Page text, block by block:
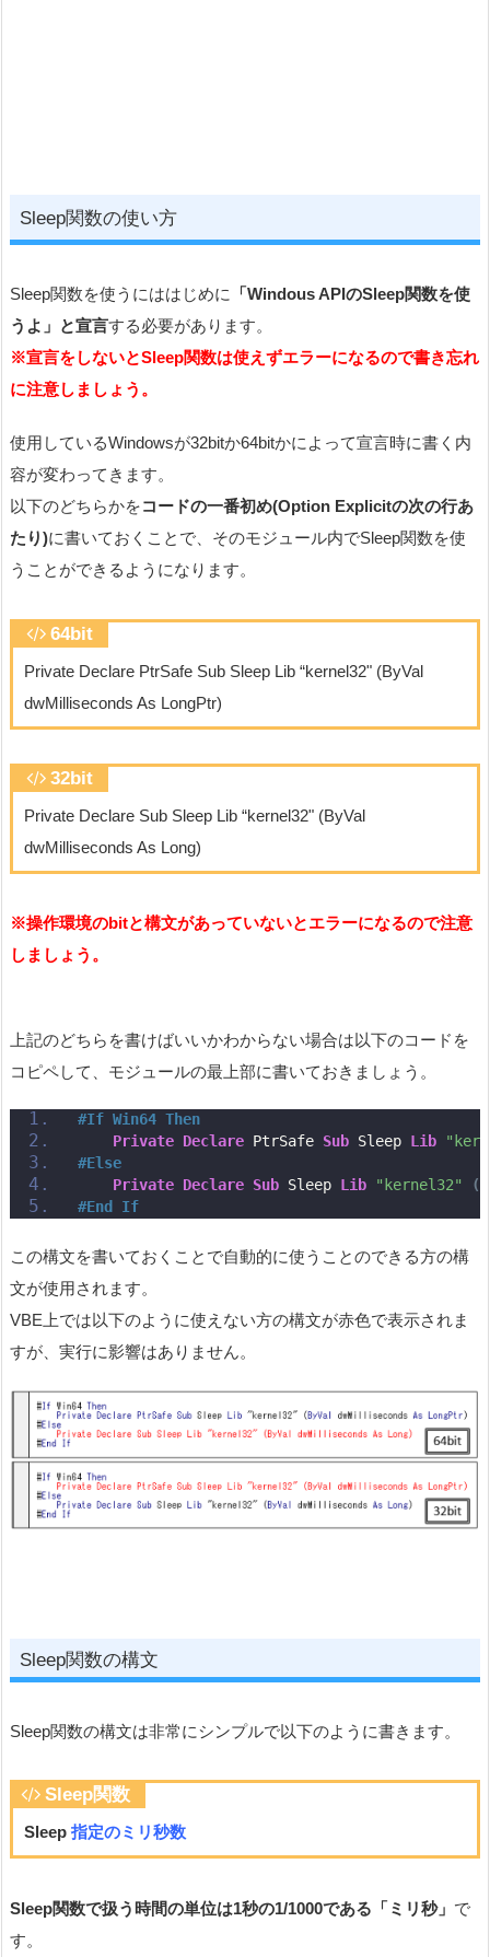
Sleep関数の使い方
Sleep関数を使うにははじめに
「Windous APIのSleep関数を使
うよ」と宣言する必要があります。
※宣言をしないとSleep関数は使えずエラーになるので書き忘れ
に注意しましょう。
使用しているWindowsが32bitか64bitかによって宣言時に書く内
容が変わってきます。
以下のどちらかをコードの一番初め(Option Explicitの次の行あ
たり)に書いておくことで、そのモジュール内でSleep関数を使
うことができるようになります。
64bit
Private Declare PtrSafe Sub Sleep Lib “kernel32" (ByVal
dwMilliseconds As LongPtr)
32bit
Private Declare Sub Sleep Lib “kernel32" (ByVal
dwMilliseconds As Long)
※操作環境のbitと構文があっていないとエラーになるので注意
しましょう。
上記のどちらを書けばいいかわからない場合は以下のコードを
コピペして、モジュールの最上部に書いておきましょう。
#If Win64 Then
Private Declare PtrSafe Sub Sleep Lib
#Else
Private Declare Sub Sleep Lib "kernel32" (
#End If
この構文を書いておくことで自動的に使うことのできる方の構
文が使用されます。
VBE上では以下のように使えない方の構文が赤色で表示されま
すが、実行に影響はありません。
Sleep関数の構文
Sleep関数の構文は非常にシンプルで以下のように書きます。
Sleep関数
Sleep 指定のミリ秒数
Sleep関数で扱う時間の単位は1秒の1/1000である「ミリ秒」 で
す。